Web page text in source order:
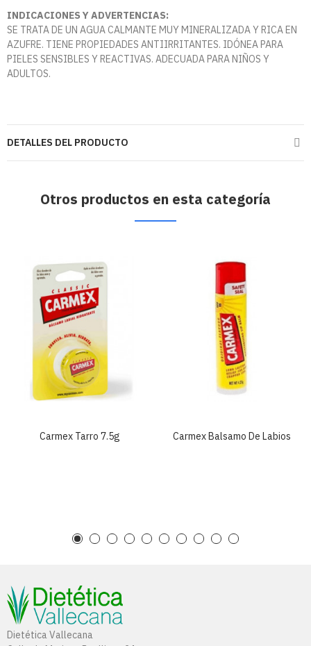
INDICACIONES Y ADVERTENCIAS:
SE TRATA DE UN AGUA CALMANTE MUY MINERALIZADA Y RICA EN
AZUFRE. TIENE PROPIEDADES ANTIIRRITANTES. IDÓNEA PARA
PIELES SENSIBLES Y REACTIVAS. ADECUADA PARA NIÑOS Y
ADULTOS.
DETALLES DEL PRODUCTO
Otros productos en esta categoría
Carmex Tarro 7.5g Carmex Balsamo De Labios
Dietética Vallecana